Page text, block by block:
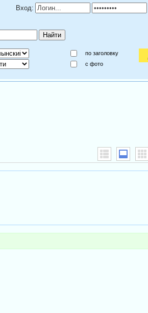
Вход:
по заголовку
c фото